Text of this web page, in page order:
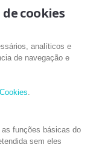
cookies
analíticos e
de navegação e
.
funções básicas do
sem eles